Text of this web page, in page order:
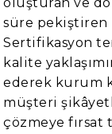
süre
Sertifikasyon
kalite
ederek kurum
müşteri
çözmeye fırsat